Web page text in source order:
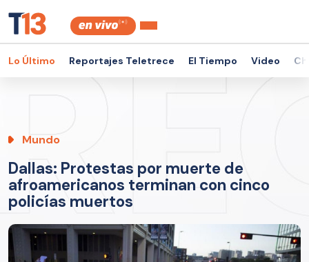
Lo Último Reportajes Teletrece El Tiempo Video
Mundo
Dallas: Protestas por muerte de
afroamericanos terminan con cinco
policías muertos